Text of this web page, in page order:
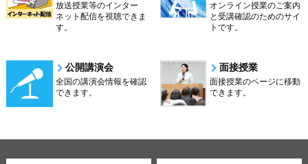
放送授業等のインター
ネット配信を視聴できま
す。
オンライン授業のご案内
と受講確認のためのサイ
トです。
公開講演会
全国の講演会情報を確認
できます。
面接授業
面接授業のページに移動
できます。